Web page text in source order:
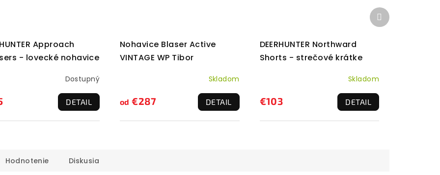
Approach
- lovecké nohavice
Dostupný
DETAIL
Nohavice Blaser Active
VINTAGE WP Tibor
Skladom
od €287 DETAIL
DEERHUNTER Northward
Shorts - strečové krátke
Skladom
€103 DETAIL
Ďalší
produkt
Hodnotenie Diskusia